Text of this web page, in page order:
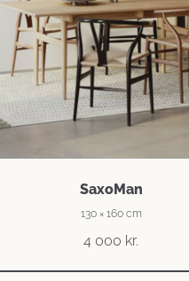
SaxoMan
130 × 160 cm
4 000 kr.